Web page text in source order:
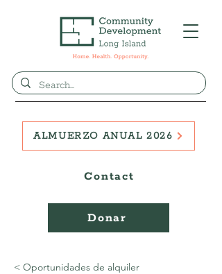
Donar
Contact
ALMUERZO ANUAL 2026
< Oportunidades de alquiler